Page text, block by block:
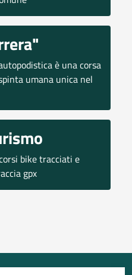
è una corsa
umana unica nel
bike tracciati e
gpx